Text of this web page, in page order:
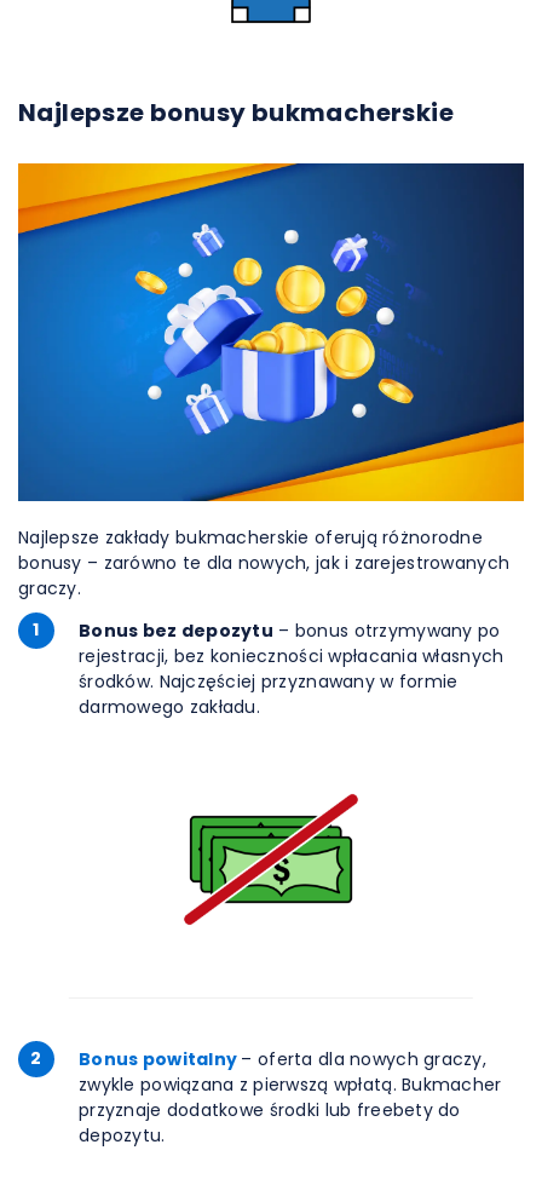
Najlepsze bonusy bukmacherskie
Najlepsze zakłady bukmacherskie oferują różnorodne
bonusy – zarówno te dla nowych, jak i zarejestrowanych
graczy.
1
Bonus bez depozytu – bonus otrzymywany po
rejestracji, bez konieczności wpłacania własnych
środków. Najczęściej przyznawany w formie
darmowego zakładu.
2 Bonus powitalny – oferta dla nowych graczy,
zwykle powiązana z pierwszą wpłatą. Bukmacher
przyznaje dodatkowe środki lub freebety do
depozytu.